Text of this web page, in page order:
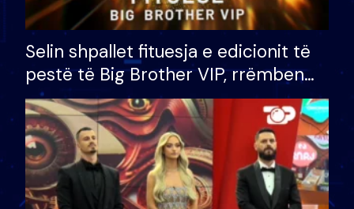
Selin shpallet fituesja e edicionit të
pestë të Big Brother VIP, rrëmben
çmimin e madh prej 100 mijë eurosh